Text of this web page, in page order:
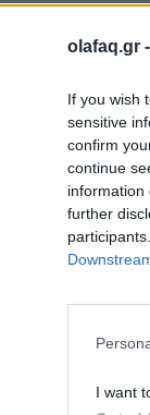
olafaq.gr -
If you wish
sensitive
confirm
continue
information
further
I want
Facebook|